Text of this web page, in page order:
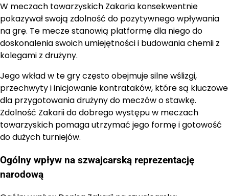
W meczach towarzyskich Zakaria konsekwentnie
pokazywał swoją zdolność do pozytywnego wpływania
na grę. Te mecze stanowią platformę dla niego do
doskonalenia swoich umiejętności i budowania chemii z
kolegami z drużyny.
Jego wkład w te gry często obejmuje silne wślizgi,
przechwyty i inicjowanie kontrataków, które są kluczowe
dla przygotowania drużyny do meczów o stawkę.
Zdolność Zakarii do dobrego występu w meczach
towarzyskich pomaga utrzymać jego formę i gotowość
do dużych turniejów.
Ogólny wpływ na szwajcarską reprezentację
narodową